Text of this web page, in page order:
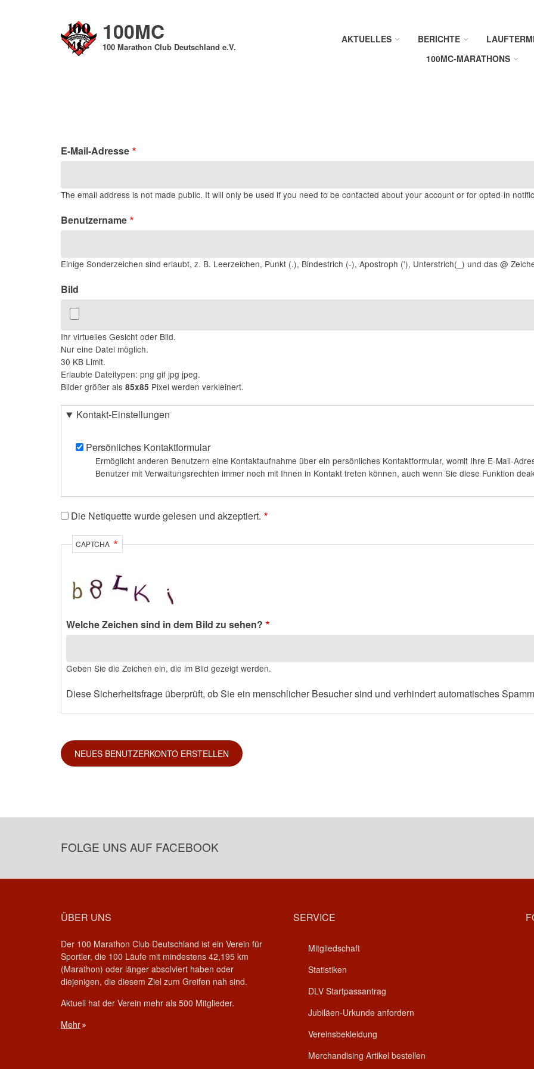
100MC
100 Marathon Club Deutschland e.V.
AKTUELLES BERICHTE
100MC-MARATHONS
E-Mail-Adresse
The email address is not made public. It will only be used if you need to be contacted about your account or for opted-in
Benutzername
Einige Sonderzeichen sind erlaubt, z. B. Leerzeichen, Punkt (.), Bindestrich (-), Apostroph ('), Unterstrich(_) und das @
Bild
Ihr virtuelles Gesicht oder Bild.
Nur eine Datei möglich.
30 KB Limit.
Erlaubte Dateitypen: png gif jpg jpeg.
Bilder größer als 85x85 Pixel werden verkleinert.
Kontakt-Einstellungen
Persönliches Kontaktformular
Ermöglicht anderen Benutzern eine Kontaktaufnahme über ein persönliches Kontaktformular, womit Ihre E-Mail-
Benutzer mit Verwaltungsrechten immer noch mit Ihnen in Kontakt treten können, auch wenn Sie diese Funktion
Die Netiquette wurde gelesen und akzeptiert.
CAPTCHA
Welche Zeichen sind in dem Bild zu sehen?
Geben Sie die Zeichen ein, die im Bild gezeigt werden.
Diese Sicherheitsfrage überprüft, ob Sie ein menschlicher Besucher sind und verhindert automatisches
FOLGE UNS AUF FACEBOOK
ÜBER UNS
Der 100 Marathon Club Deutschland ist ein Verein für
Sportler, die 100 Läufe mit mindestens 42,195 km
(Marathon) oder länger absolviert haben oder
diejenigen, die diesem Ziel zum Greifen nah sind.
Aktuell hat der Verein mehr als 500 Mitglieder.
Mehr
SERVICE
Mitgliedschaft
Statistiken
DLV Startpassantrag
Jubiläen-Urkunde anfordern
Vereinsbekleidung
Merchandising Artikel bestellen